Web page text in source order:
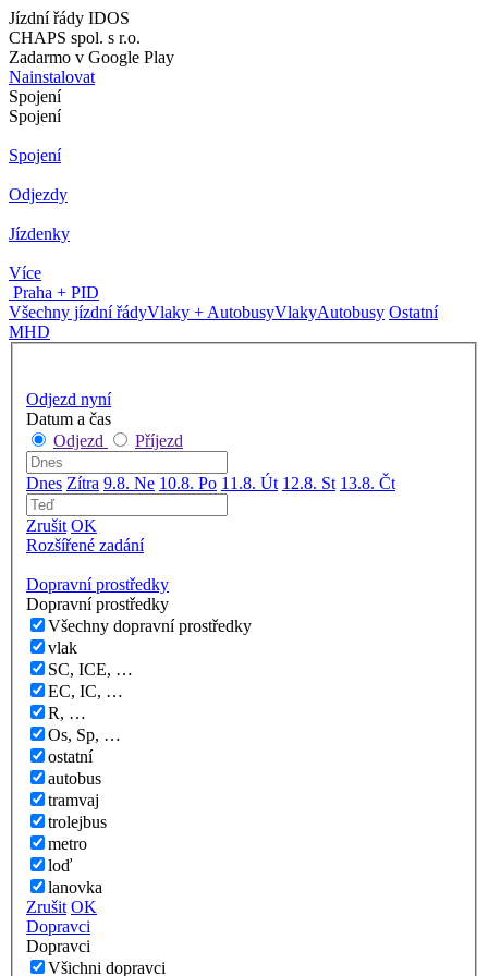
Jízdní řády IDOS
CHAPS spol. s r.o.
Zadarmo v Google Play
Nainstalovat
Spojení
Spojení
Spojení
Odjezdy
Jízdenky
Více
Praha + PID
Všechny jízdní řádyVlaky + AutobusyVlakyAutobusy Ostatní
MHD
Odjezd nyní
Datum a čas
Odjezd
Příjezd
Dnes Zítra 9.8. Ne 10.8. Po 11.8. Út 12.8. St 13.8. Čt
Zrušit OK
Rozšířené zadání
Dopravní prostředky
Dopravní prostředky
Všechny dopravní prostředky
vlak
SC, ICE, …
EC, IC, …
R, …
Os, Sp, …
ostatní
autobus
tramvaj
trolejbus
metro
loď
lanovka
Zrušit OK
Dopravci
Dopravci
Všichni dopravci